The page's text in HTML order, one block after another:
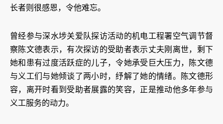
长者则很感恩，令他难忘。
曾经参与深水埗关爱队探访活动的机电工程署空气调节督
察陈文德表示，有次探访的受助者表示丈夫刚离世，剩下
她和患有过度活跃症的儿子，令她承受巨大压力，陈文德
与义工们与她倾谈了两小时，纾解了她的情绪。陈文德形
容，离开时看到受助者展露的笑容，正是推动他多年参与
义工服务的动力。